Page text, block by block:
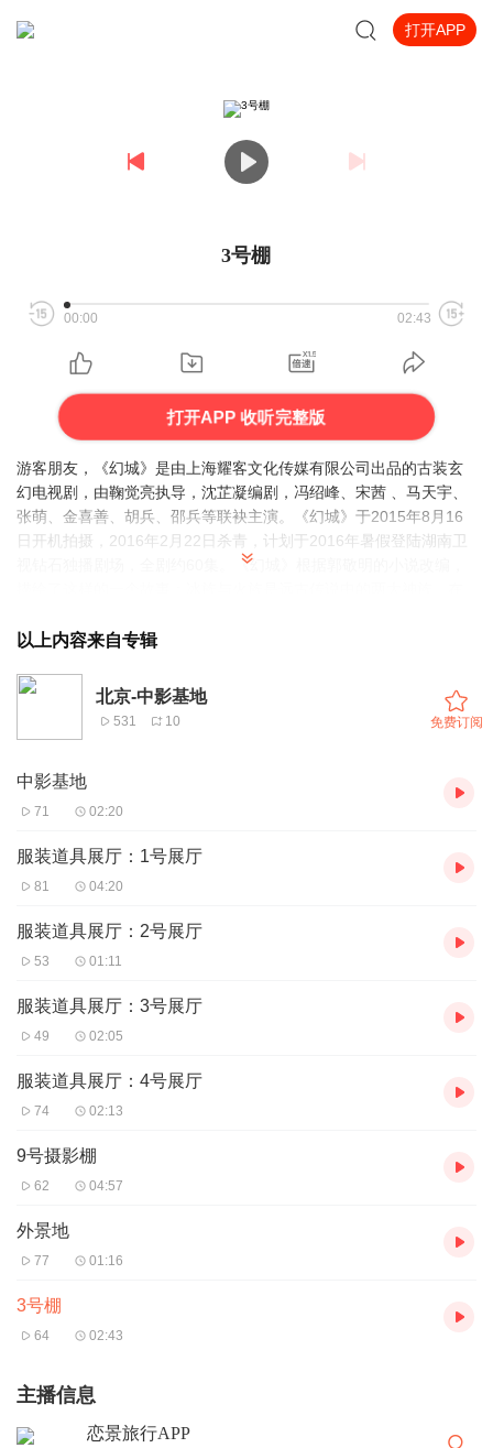
打开APP
3号棚
00:00 02:43
打开APP 收听完整版
游客朋友，《幻城》是由上海耀客文化传媒有限公司出品的古装玄
幻电视剧，由鞠觉亮执导，沈芷凝编剧，冯绍峰、宋茜 、马天宇、
张萌、金喜善、胡兵、邵兵等联袂主演。《幻城》于2015年8月16
日开机拍摄，2016年2月22日杀青，计划于2016年暑假登陆湖南卫
视钻石独播剧场，全剧约60集。《幻城》根据郭敬明的小说改编，
代仅剩下卡索（冯绍峰）和樱空释（马天宇）两位王子。在王位更
外发现冰族圣地幻雪神山内有邪恶力量存在，他和六位身怀绝技的
部族年轻人进入神秘莫测的幻雪神山，与占据神山的渊祭斗智斗
法。然而当他们打败渊祭强大的四大护法之后，才发现一切都是渊
然而樱空释却被渊祭送入火族，记忆全失的他成为了火族王子。当
冰族与火族再次爆发大战时，这对昔日的亲兄弟面临生死对决。最
罚。需要特别指出的是，《幻城》剧组在怀柔的中影基地至少搭建
了6个主要场景，制作投入3.3亿元。其中“无尽海”一景就占地7000
于特效制作，后期大概有70%到80%的特效，剧方为此接触了国内
外十多家公司。在剧情方面，剧组不会套用以往仙侠剧的风格，而
方式。好的，以上就是《幻城》的相关介绍，感谢您的倾听。
以上内容来自专辑
北京-中影基地
531 10 免费订阅
中影基地
71 02:20
服装道具展厅：1号展厅
81 04:20
服装道具展厅：2号展厅
53 01:11
服装道具展厅：3号展厅
49 02:05
服装道具展厅：4号展厅
74 02:13
9号摄影棚
62 04:57
外景地
77 01:16
3号棚
64 02:43
主播信息
恋景旅行APP